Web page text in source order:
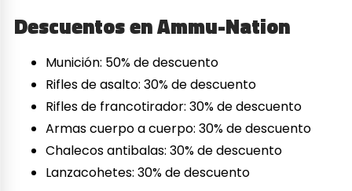
Descuentos en Ammu-Nation
Munición: 50% de descuento
Rifles de asalto: 30% de descuento
Rifles de francotirador: 30% de descuento
Armas cuerpo a cuerpo: 30% de descuento
Chalecos antibalas: 30% de descuento
Lanzacohetes: 30% de descuento